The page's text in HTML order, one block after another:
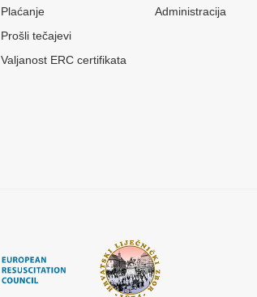
Plaćanje
Prošli tečajevi
Valjanost ERC certifikata
Administracija